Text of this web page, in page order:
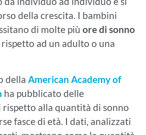
della crescita. I bambini
di molte più ore di sonno
rispetto ad un adulto o una
della American Academy of
ha pubblicato delle
rispetto alla quantità di sonno
fasce di età. I dati, analizzati